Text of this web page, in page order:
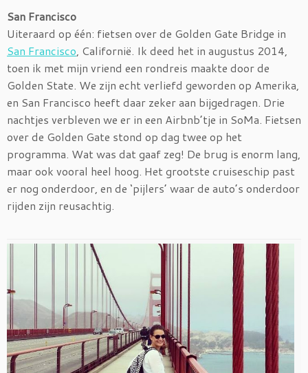
San Francisco
Uiteraard op één: fietsen over de Golden Gate Bridge in
San Francisco, Californië. Ik deed het in augustus 2014,
toen ik met mijn vriend een rondreis maakte door de
Golden State. We zijn echt verliefd geworden op Amerika,
en San Francisco heeft daar zeker aan bijgedragen. Drie
nachtjes verbleven we er in een Airbnb’tje in SoMa. Fietsen
over de Golden Gate stond op dag twee op het
programma. Wat was dat gaaf zeg! De brug is enorm lang,
maar ook vooral heel hoog. Het grootste cruiseschip past
er nog onderdoor, en de ‘pijlers’ waar de auto’s onderdoor
rijden zijn reusachtig.